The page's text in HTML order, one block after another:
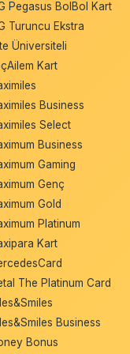
Pegasus BolBol Kart
Turuncu Ekstra
Üniversiteli
Kart
Business
Select
Business
Gaming
Genç
Gold
Platinum
Kart
The Platinum Card
Business
Bonus